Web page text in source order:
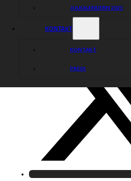
JULKALENDERN 2025
KONTAKT
KONTAKT
PRESS